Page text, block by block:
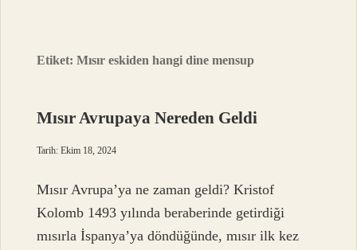
Etiket:Mısır eskiden hangi dine mensup
Mısır Avrupaya Nereden Geldi
Tarih: Ekim 18, 2024
Mısır Avrupa’ya ne zaman geldi? Kristof
Kolomb 1493 yılında beraberinde getirdiği
mısırla İspanya’ya döndüğünde, mısır ilk kez